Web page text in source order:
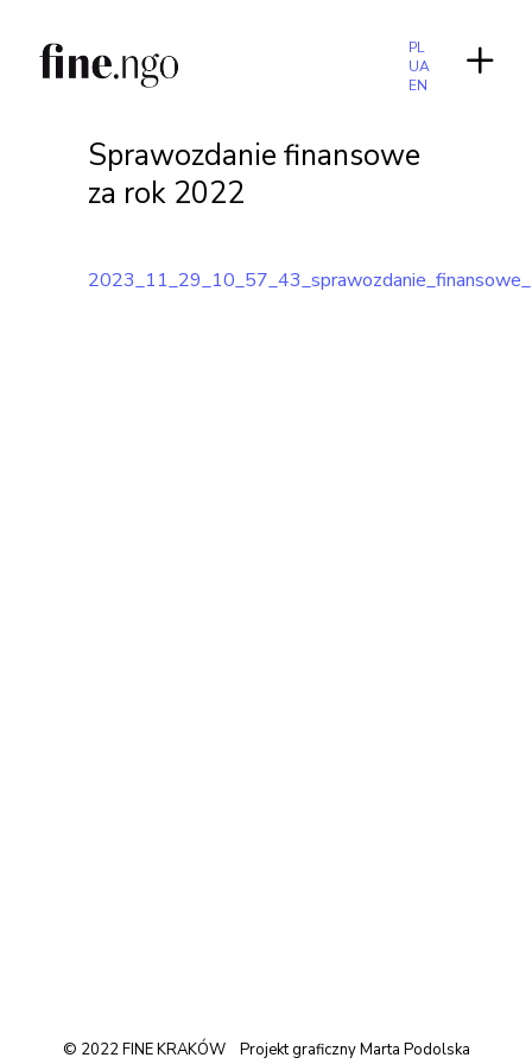
PL
UA
EN
Sprawozdanie finansowe
za rok 2022
© 2022 FINE KRAKÓW Projekt graficzny Marta Podolska